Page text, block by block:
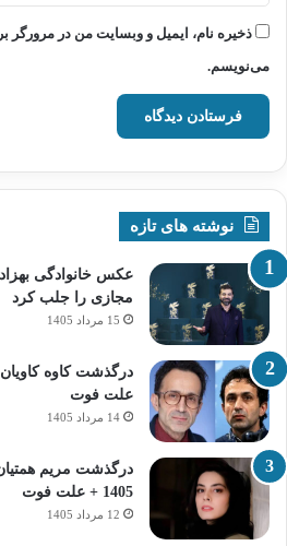
ذخیره نام، ایمیل و وبسایت من در مرورگر
می‌نویسم.
نوشته های تازه
عکس خانوادگی
مجازی را جلب کرد
15 مرداد 1405
درگذشت کاوه کاویان
علت فوت
14 مرداد 1405
1405 + علت فوت
12 مرداد 1405